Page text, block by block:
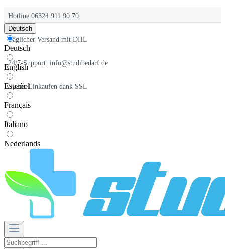
Hotline 06324 911 90 70
Täglicher Versand mit DHL
24/7-Support: info@studibedarf.de
Sicher Einkaufen dank SSL
Deutsch
Deutsch
English
Español
Français
Italiano
Nederlands